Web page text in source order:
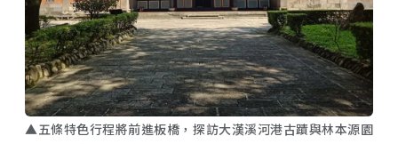
▲五條特色行程將前進板橋，探訪大漢溪河港古蹟與林本源園